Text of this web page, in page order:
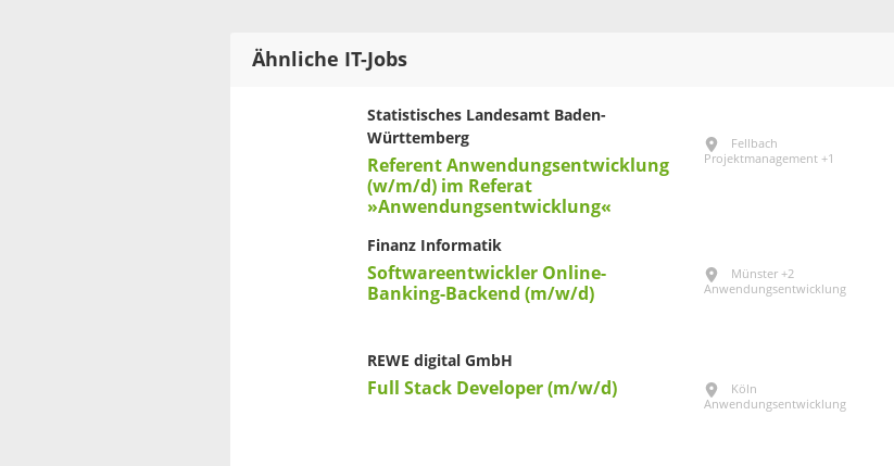
Ähnliche IT-Jobs
Statistisches Landesamt Baden-
Württemberg
Referent Anwendungsentwicklung
(w/m/d) im Referat
»Anwendungsentwicklung«
Fellbach
Projektmanagement +1
Finanz Informatik
Softwareentwickler Online-
Banking-Backend (m/w/d)
Münster +2
Anwendungsentwicklung
REWE digital GmbH
Full Stack Developer (m/w/d)
Köln
Anwendungsentwicklung